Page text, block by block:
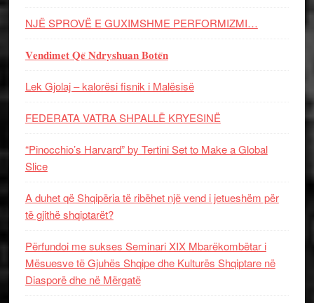
NJË SPROVË E GUXIMSHME PERFORMIZMI…
𝐕𝐞𝐧𝐝𝐢𝐦𝐞𝐭 𝐐𝐞̈ 𝐍𝐝𝐫𝐲𝐬𝐡𝐮𝐚𝐧 𝐁𝐨𝐭𝐞̈𝐧
Lek Gjolaj – kalorësi fisnik i Malësisë
FEDERATA VATRA SHPALLË KRYESINË
“Pinocchio’s Harvard” by Tertini Set to Make a Global
Slice
A duhet që Shqipëria të ribëhet një vend i jetueshëm për
të gjithë shqiptarët?
Përfundoi me sukses Seminari XIX Mbarëkombëtar i
Mësuesve të Gjuhës Shqipe dhe Kulturës Shqiptare në
Diasporë dhe në Mërgatë